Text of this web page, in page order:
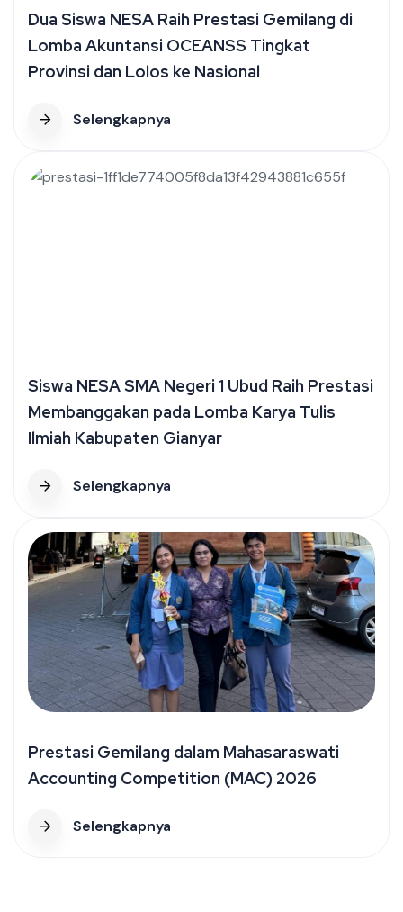
Dua Siswa NESA Raih Prestasi Gemilang di
Lomba Akuntansi OCEANSS Tingkat
Provinsi dan Lolos ke Nasional
Selengkapnya
Siswa NESA SMA Negeri 1 Ubud Raih Prestasi
Membanggakan pada Lomba Karya Tulis
Ilmiah Kabupaten Gianyar
Selengkapnya
Prestasi Gemilang dalam Mahasaraswati
Accounting Competition (MAC) 2026
Selengkapnya